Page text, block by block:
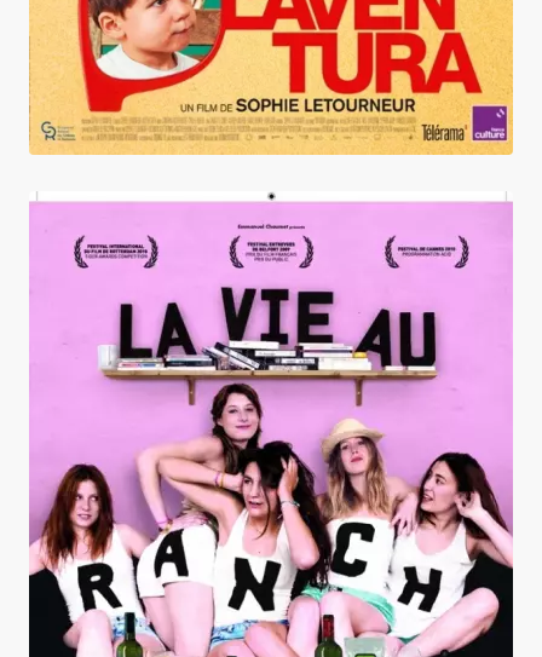
La Vie au ranch